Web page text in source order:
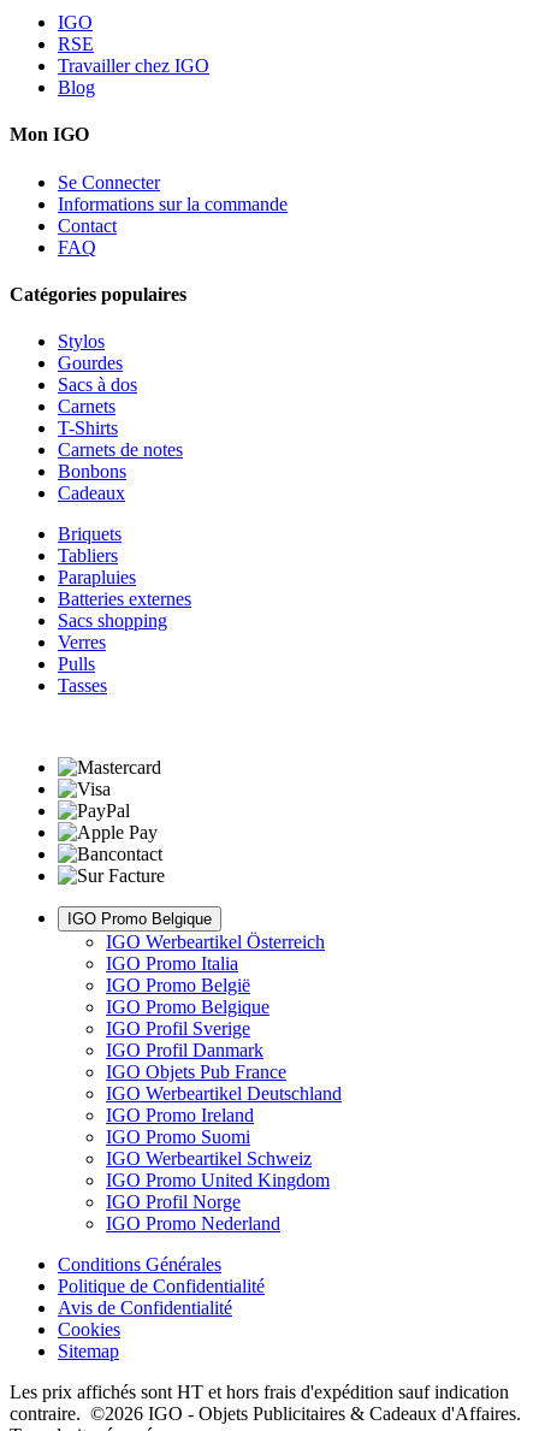
IGO
RSE
Travailler chez IGO
Blog
Mon IGO
Se Connecter
Informations sur la commande
Contact
FAQ
Catégories populaires
Stylos
Gourdes
Sacs à dos
Carnets
T-Shirts
Carnets de notes
Bonbons
Cadeaux
Briquets
Tabliers
Parapluies
Batteries externes
Sacs shopping
Verres
Pulls
Tasses
IGO Promo Belgique
IGO Werbeartikel Österreich
IGO Promo Italia
IGO Promo België
IGO Promo Belgique
IGO Profil Sverige
IGO Profil Danmark
IGO Objets Pub France
IGO Werbeartikel Deutschland
IGO Promo Ireland
IGO Promo Suomi
IGO Werbeartikel Schweiz
IGO Promo United Kingdom
IGO Profil Norge
IGO Promo Nederland
Conditions Générales
Politique de Confidentialité
Avis de Confidentialité
Cookies
Sitemap
Les prix affichés sont HT et hors frais d'expédition sauf indication
contraire. ©2026 IGO - Objets Publicitaires & Cadeaux d'Affaires.